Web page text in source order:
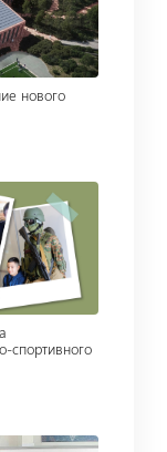
нового
спортивного